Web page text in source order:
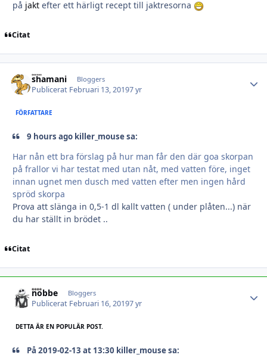
på jakt efter ett härligt recept till jaktresorna
Citat
shamani Bloggers
Publicerat Februari 13, 20197 yr
FÖRFATTARE
9 hours ago killer_mouse sa:
Har nån ett bra förslag på hur man får den där goa skorpan
på frallor vi har testat med utan nåt, med vatten före, inget
innan ugnet men dusch med vatten efter men ingen hård
spröd skorpa
Prova att slänga in 0,5-1 dl kallt vatten ( under plåten...) när
du har ställt in brödet ..
Citat
hobbe Bloggers
Publicerat Februari 16, 20197 yr
DETTA ÄR EN POPULÄR POST.
På 2019-02-13 at 13:30 killer_mouse sa: